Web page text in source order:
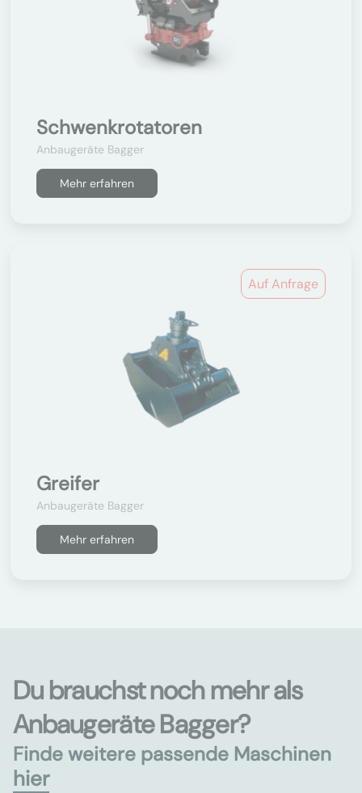
Schwenkrotatoren
Anbaugeräte Bagger
Mehr erfahren
Auf Anfrage
Greifer
Anbaugeräte Bagger
Mehr erfahren
Du brauchst noch mehr als
Anbaugeräte Bagger?
Finde weitere passende Maschinen
hier